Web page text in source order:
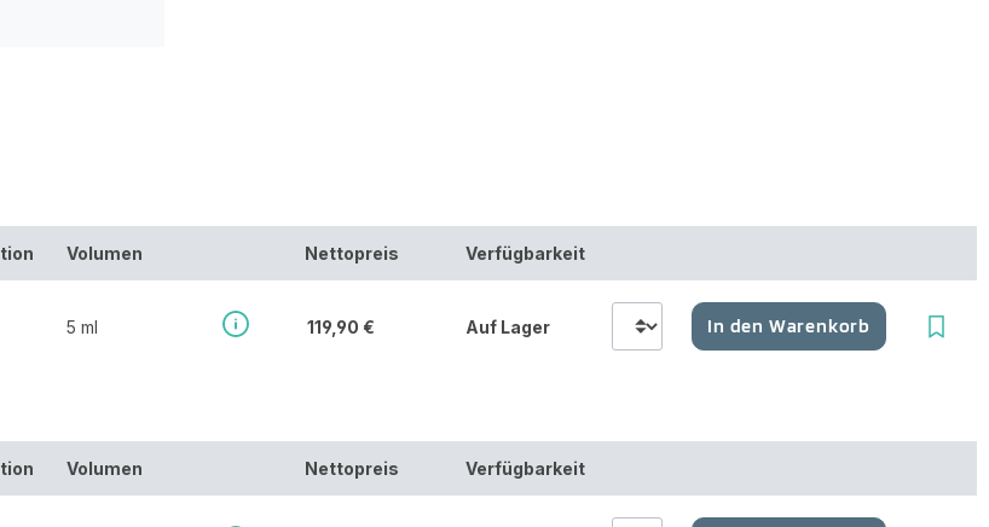
Volumen Nettopreis Verfügbarkeit
5 ml 119,90 € Auf Lager In den Warenkorb
Volumen Nettopreis Verfügbarkeit